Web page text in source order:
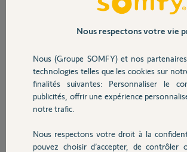
Sécurité
Domotique
Chauffage
Sans raison, un de mes volets remonte au bout
Fonctionne normalement depuis 10 ans
il y a plus de 12 ans
Participer au fil de
Nous respectons votre vie
Nous (Groupe SOMFY) et nos
technologies telles que les cookies sur
finalités suivantes: Personnaliser le
publicités, offrir une expérience
notre trafic.
Nous respectons votre droit à la
pouvez choisir d’accepter, de contrôler